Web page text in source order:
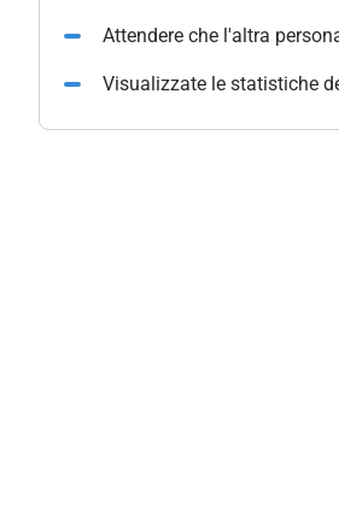
Attendere che l'altra
Visualizzate le statistiche